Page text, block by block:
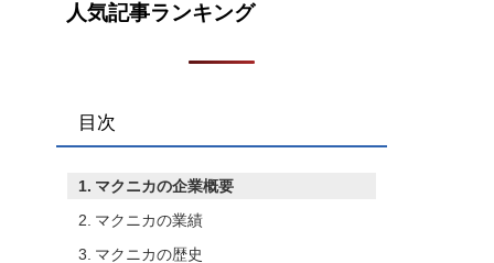
人気記事ランキング
目次
マクニカの企業概要
マクニカの業績
マクニカの歴史